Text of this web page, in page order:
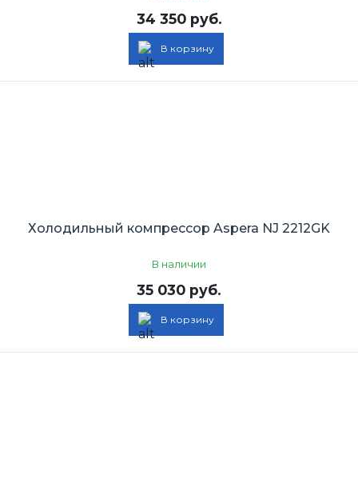
34 350 руб.
В корзину
Холодильный компрессор Aspera NJ 2212GK
В наличии
35 030 руб.
В корзину